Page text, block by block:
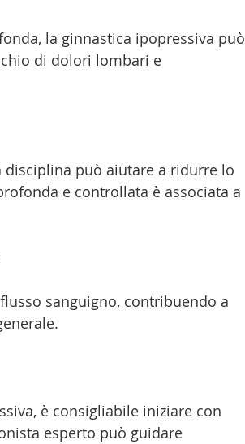
la ginnastica ipopressiva può
di dolori lombari e
disciplina può aiutare a ridurre lo
e controllata è associata a
sanguigno, contribuendo a
è consigliabile iniziare con
esperto può guidare